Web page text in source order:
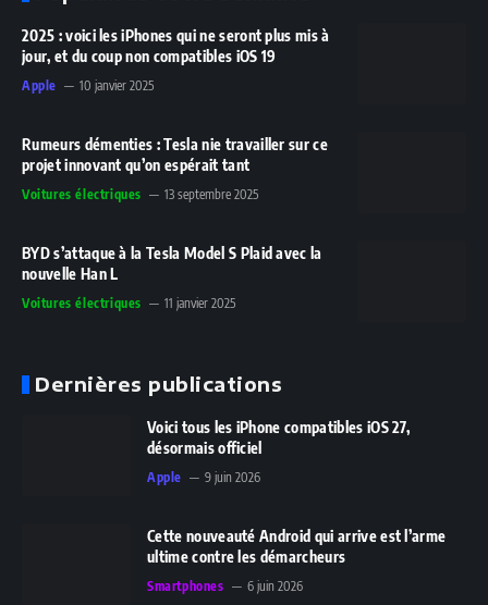
2025 : voici les iPhones qui ne seront plus mis à
jour, et du coup non compatibles iOS 19
Apple 10 janvier 2025
Rumeurs démenties : Tesla nie travailler sur ce
projet innovant qu’on espérait tant
Voitures électriques 13 septembre 2025
BYD s’attaque à la Tesla Model S Plaid avec la
nouvelle Han L
Voitures électriques 11 janvier 2025
Dernières publications
Voici tous les iPhone compatibles iOS 27,
désormais officiel
Apple 9 juin 2026
Cette nouveauté Android qui arrive est l’arme
ultime contre les démarcheurs
Smartphones 6 juin 2026